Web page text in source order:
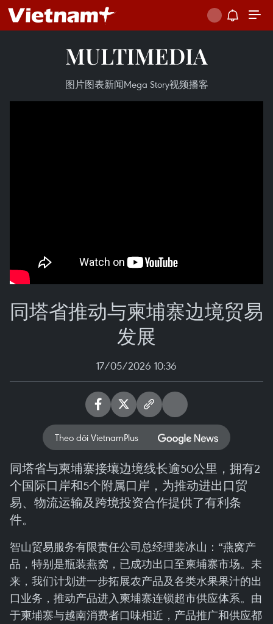
MULTIMEDIA
图片图表新闻Mega Story视频播客
同塔省推动与柬埔寨边境贸易
发展
17/05/2026 10:36
Theo dõi VietnamPlus
同塔省与柬埔寨接壤边境线长逾50公里，拥有2
个国际口岸和5个附属口岸，为推动进出口贸
易、物流运输及跨境投资合作提供了有利条
件。
智山贸易服务有限责任公司总经理裴冰山：“燕窝产
品，特别是瓶装燕窝，已成功出口至柬埔寨市场。未
来，我们计划进一步拓展农产品及各类水果果汁的出
口业务，推动产品进入柬埔寨连锁超市供应体系。由
于柬埔寨与越南消费者口味相近，产品推广和供应都